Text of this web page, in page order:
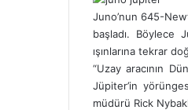
Juno’nun 645-
başladı. Böylece
ışınlarına tekrar
“Uzay aracının
Jüpiter’in
müdürü Rick